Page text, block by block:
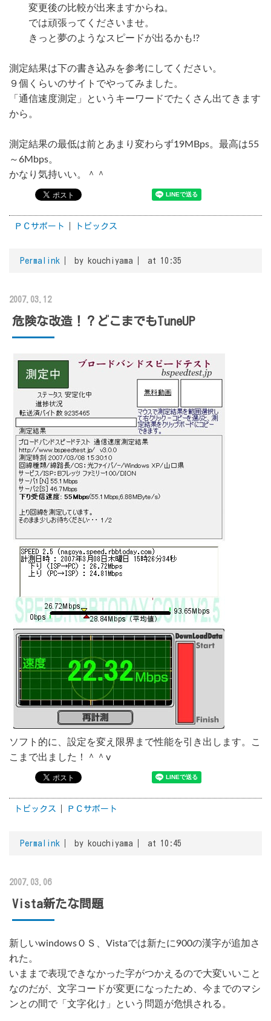
変更後の比較が出来ますからね。
では頑張ってくださいませ。
きっと夢のようなスピードが出るかも!?
測定結果は下の書き込みを参考にしてください。
９個くらいのサイトでやってみました。
「通信速度測定」というキーワードでたくさん出てきます
から。
測定結果の最低は前とあまり変わらず19MBps。最高は55
～6Mbps。
かなり気持いい。＾＾
ＰＣサポート トピックス
Permalink by kouchiyama at 10:35
2007.03.12
危険な改造！？どこまでもTuneUP
ソフト的に、設定を変え限界まで性能を引き出します。こ
こまで出ました！＾＾v
トピックス ＰＣサポート
Permalink by kouchiyama at 10:45
2007.03.06
Vista新たな問題
新しいwindowsＯＳ、Vistaでは新たに900の漢字が追加さ
れた。
いままで表現できなかった字がつかえるので大変いいこと
なのだが、文字コードが変更になったため、今までのマシ
ンとの間で「文字化け」という問題が危惧される。